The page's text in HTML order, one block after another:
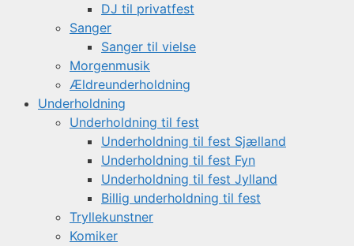
DJ til privatfest
Sanger
Sanger til vielse
Morgenmusik
Ældreunderholdning
Underholdning
Underholdning til fest
Underholdning til fest Sjælland
Underholdning til fest Fyn
Underholdning til fest Jylland
Billig underholdning til fest
Tryllekunstner
Komiker